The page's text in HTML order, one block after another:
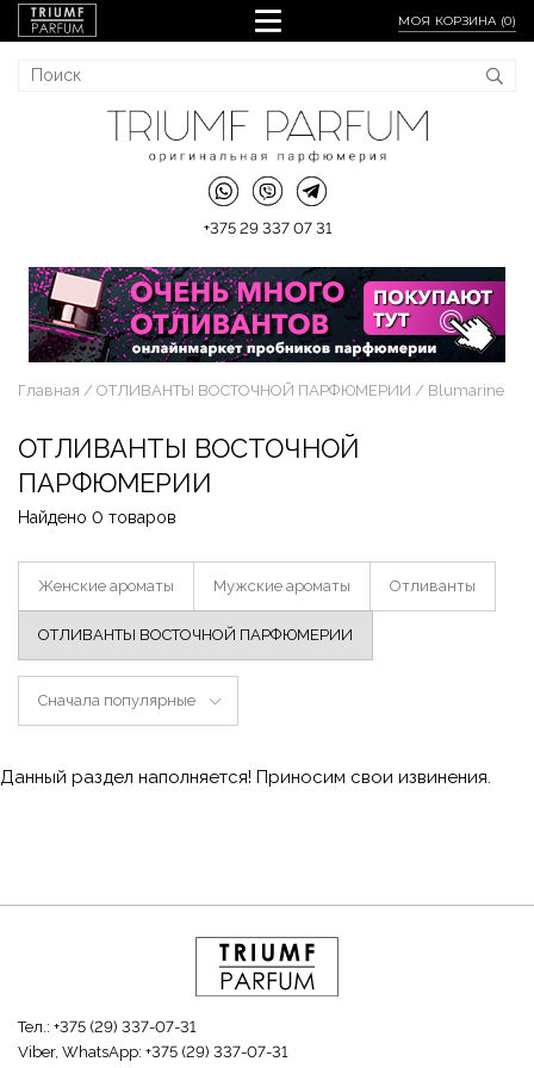
МОЯ КОРЗИНА (0)
+375 29 337 07 31
Главная ОТЛИВАНТЫ ВОСТОЧНОЙ ПАРФЮМЕРИИ Blumarine
ОТЛИВАНТЫ ВОСТОЧНОЙ
ПАРФЮМЕРИИ
Найдено 0 товаров
Женские ароматы Мужские ароматы Отливанты
ОТЛИВАНТЫ ВОСТОЧНОЙ ПАРФЮМЕРИИ
Сначала популярные
Данный раздел наполняется! Приносим свои извинения.
Тел.: +375 (29) 337-07-31
Viber, WhatsApp: +375 (29) 337-07-31